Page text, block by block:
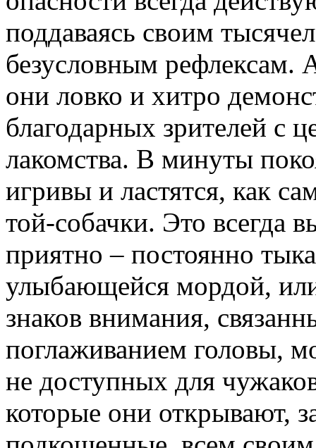
поддаваясь своим
безусловным рефлексам.
они ловко и хитро
благодарных зрителей с
лакомства. В минуты
игривы и ластятся, как
той-собачки. Это всегда
приятно – постоянно
улыбающейся мордой,
знаков внимания,
поглаживанием головы,
не доступных для
которые они открывают,